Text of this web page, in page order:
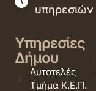
υπηρεσιών
Υπηρεσίες
Δήμου
Αυτοτελές
Τμήμα Κ.Ε.Π.